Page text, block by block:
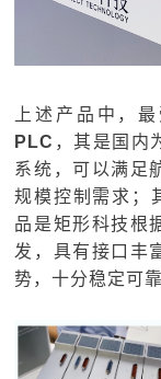
上述产品中，
PLC ，其是国内
系统，可以满足
规模控制需求；
品是矩形科技根
发，具有接口丰
势，十分稳定可靠